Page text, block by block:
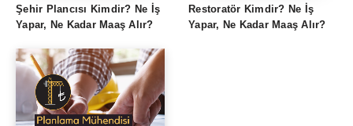
Şehir Plancısı Kimdir? Ne İş
Yapar, Ne Kadar Maaş Alır?
Restoratör Kimdir? Ne İş
Yapar, Ne Kadar Maaş Alır?